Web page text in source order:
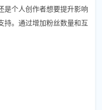
是个人创作者想要提升影响
持。通过增加粉丝数量和互